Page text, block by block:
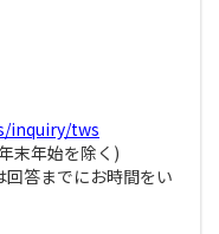
inquiry/tws
末年始を除く)
答までにお時間をい